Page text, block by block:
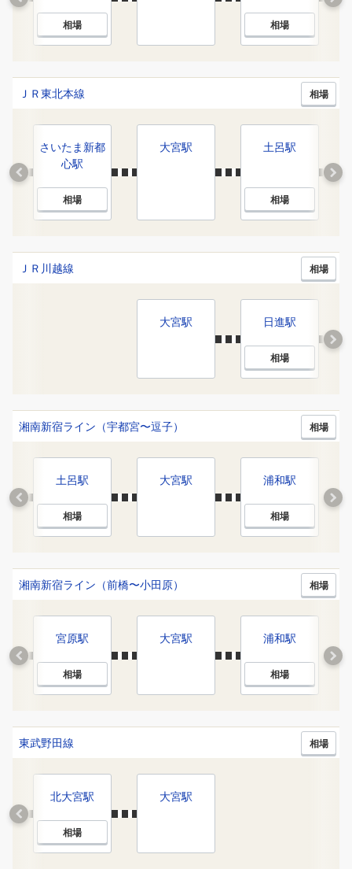
相場 相場
ＪＲ東北本線 相場
さいたま新都
心駅
相場
大宮駅 土呂駅
相場
ＪＲ川越線 相場
大宮駅 日進駅
相場
湘南新宿ライン（宇都宮〜逗子） 相場
土呂駅
相場
大宮駅 浦和駅
相場
湘南新宿ライン（前橋〜小田原） 相場
宮原駅
相場
大宮駅 浦和駅
相場
東武野田線 相場
北大宮駅
相場
大宮駅